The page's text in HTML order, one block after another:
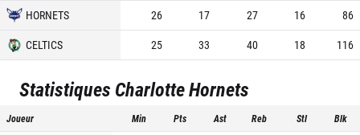
HORNETS 26 17 27 16
86
CELTICS
25 33 40 18 116
Statistiques Charlotte Hornets
Joueur Min Pts Ast Reb Stl Blk